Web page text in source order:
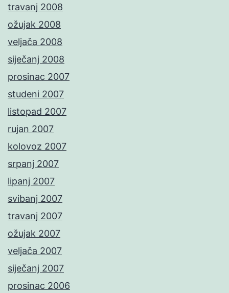
travanj 2008
ožujak 2008
veljača 2008
siječanj 2008
prosinac 2007
studeni 2007
listopad 2007
rujan 2007
kolovoz 2007
srpanj 2007
lipanj 2007
svibanj 2007
travanj 2007
ožujak 2007
veljača 2007
siječanj 2007
prosinac 2006